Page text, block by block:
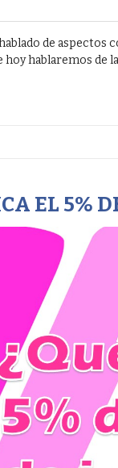
de aspectos
hablaremos de
EL 5%